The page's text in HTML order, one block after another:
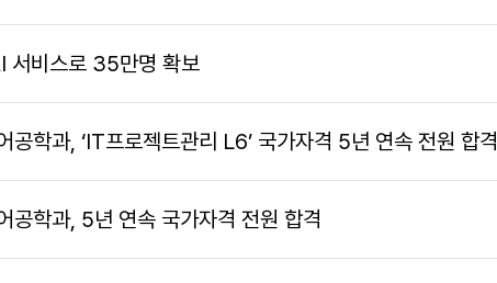
서비스로 35만명 확보
학과, ‘IT프로젝트관리 L6’ 국가자격 5년 연속 전원 합격
공학과, 5년 연속 국가자격 전원 합격